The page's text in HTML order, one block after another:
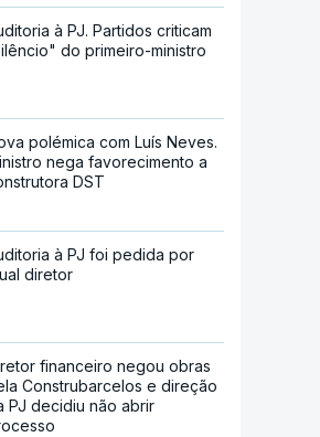
à PJ. Partidos criticam
do primeiro-ministro
polémica com Luís Neves.
nega favorecimento a
DST
à PJ foi pedida por
diretor
financeiro negou obras
Construbarcelos e direção
PJ decidiu não abrir